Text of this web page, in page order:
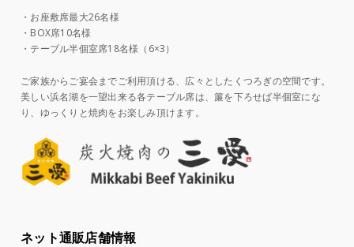
・お座敷席最大26名様
・BOX席10名様
・テーブル半個室席18名様（6×3）
ご家族からご宴会までご利用頂ける、広々としたくつろぎの空間です。
美しい浜名湖を一望出来る各テーブル席は、簾を下ろせば半個室にな
り、ゆっくりと焼肉をお楽しみ頂けます。
ネット通販店舗情報